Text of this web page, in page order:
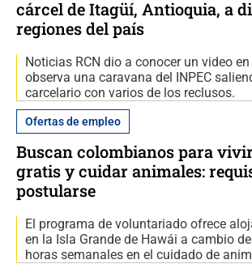
cárcel de Itagüí, Antioquia, a
regiones del país
Noticias RCN dio a conocer un video
observa una caravana del INPEC
carcelario con varios de los reclusos.
Ofertas de empleo
Buscan colombianos para
gratis y cuidar animales:
postularse
El programa de voluntariado ofrece
en la Isla Grande de Hawái a cambio
horas semanales en el cuidado de